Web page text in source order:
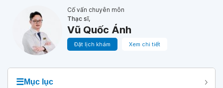
Cố vấn chuyên môn
Thạc sĩ,
Vũ Quốc Ánh
Đặt lịch khám Xem chi tiết
☰Mục lục